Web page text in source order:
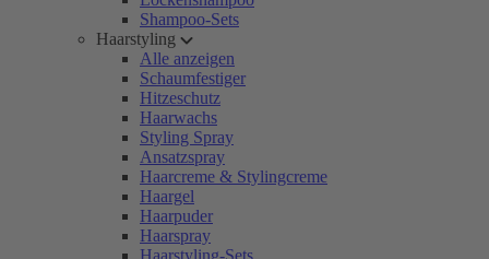
Shampoo-Sets
Haarstyling
Alle anzeigen
Schaumfestiger
Hitzeschutz
Haarwachs
Styling Spray
Ansatzspray
Haarcreme & Stylingcreme
Haargel
Haarpuder
Haarspray
Haarstyling-Sets